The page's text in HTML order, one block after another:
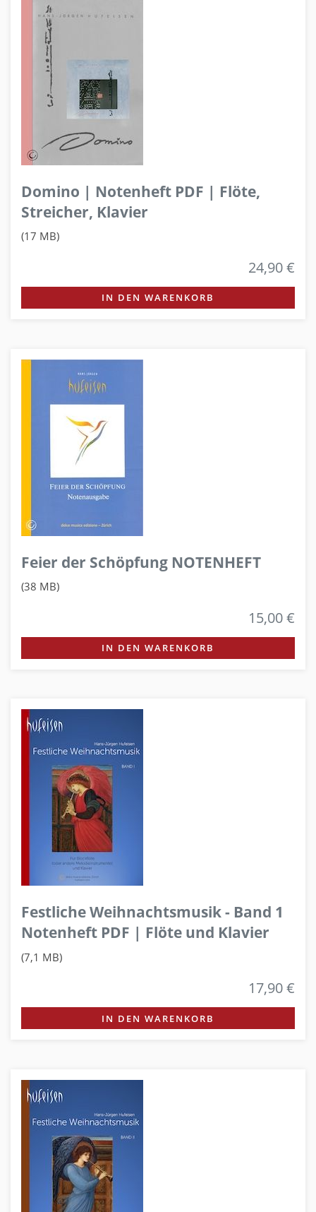
Domino | Notenheft PDF | Flöte,
Streicher, Klavier
(17 MB)
24,90 €
IN DEN WARENKORB
Feier der Schöpfung NOTENHEFT
(38 MB)
15,00 €
IN DEN WARENKORB
Festliche Weihnachtsmusik - Band 1
Notenheft PDF | Flöte und Klavier
(7,1 MB)
17,90 €
IN DEN WARENKORB